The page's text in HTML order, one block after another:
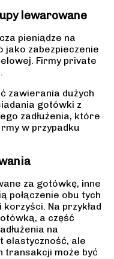
lewarowane
pieniądze na
jako zabezpieczenie
Firmy private
zawierania dużych
gotówki z
zadłużenia, które
w przypadku
za gotówkę, inne
połączenie obu tych
Na przykład
a część
na
elastyczność, ale
transakcji może być